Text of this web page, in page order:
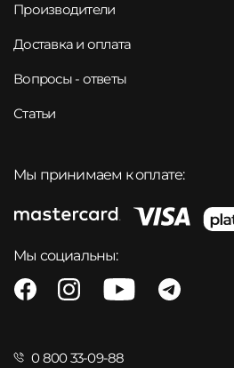
Производители
Доставка и оплата
Вопросы - ответы
Статьи
Мы принимаем к оплате:
Мы социальны:
0 800 33-09-88